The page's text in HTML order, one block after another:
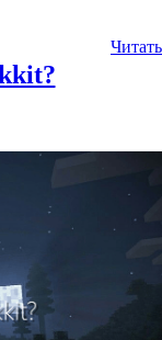
Читать